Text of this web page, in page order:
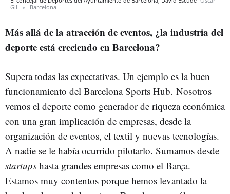
Gil
Barcelona
Más allá de la atracción de eventos, ¿la industria del
deporte está creciendo en Barcelona?
Supera todas las expectativas. Un ejemplo es la buen
funcionamiento del Barcelona Sports Hub. Nosotros
vemos el deporte como generador de riqueza económica
con una gran implicación de empresas, desde la
organización de eventos, el textil y nuevas tecnologías.
A nadie se le había ocurrido pilotarlo. Sumamos desde
startups hasta grandes empresas como el Barça.
Estamos muy contentos porque hemos levantado la